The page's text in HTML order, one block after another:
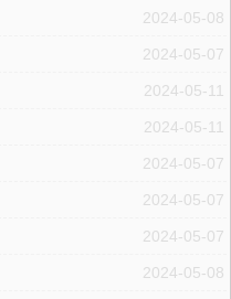
2024-05-08
2024-05-07
2024-05-11
2024-05-11
2024-05-07
2024-05-07
2024-05-07
2024-05-08